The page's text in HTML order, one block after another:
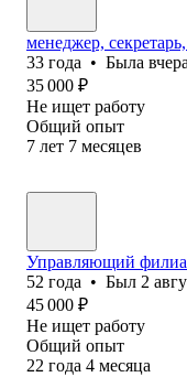
менеджер,
33 года • Была вчера
35 000 ₽
Не ищет работу
Общий опыт
7 лет 7 месяцев
Управляющий
52 года • Был 2
45 000 ₽
Не ищет работу
Общий опыт
22 года 4 месяца